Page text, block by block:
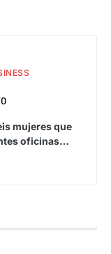
mujeres que
oficinas…